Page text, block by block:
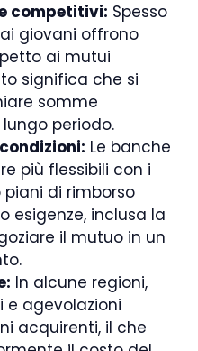
competitivi: Spesso
giovani offrono
ai mutui
significa che si
somme
periodo.
Le banche
più flessibili con i
di rimborso
esigenze, inclusa la
il mutuo in un
In alcune regioni,
e agevolazioni
acquirenti, il che